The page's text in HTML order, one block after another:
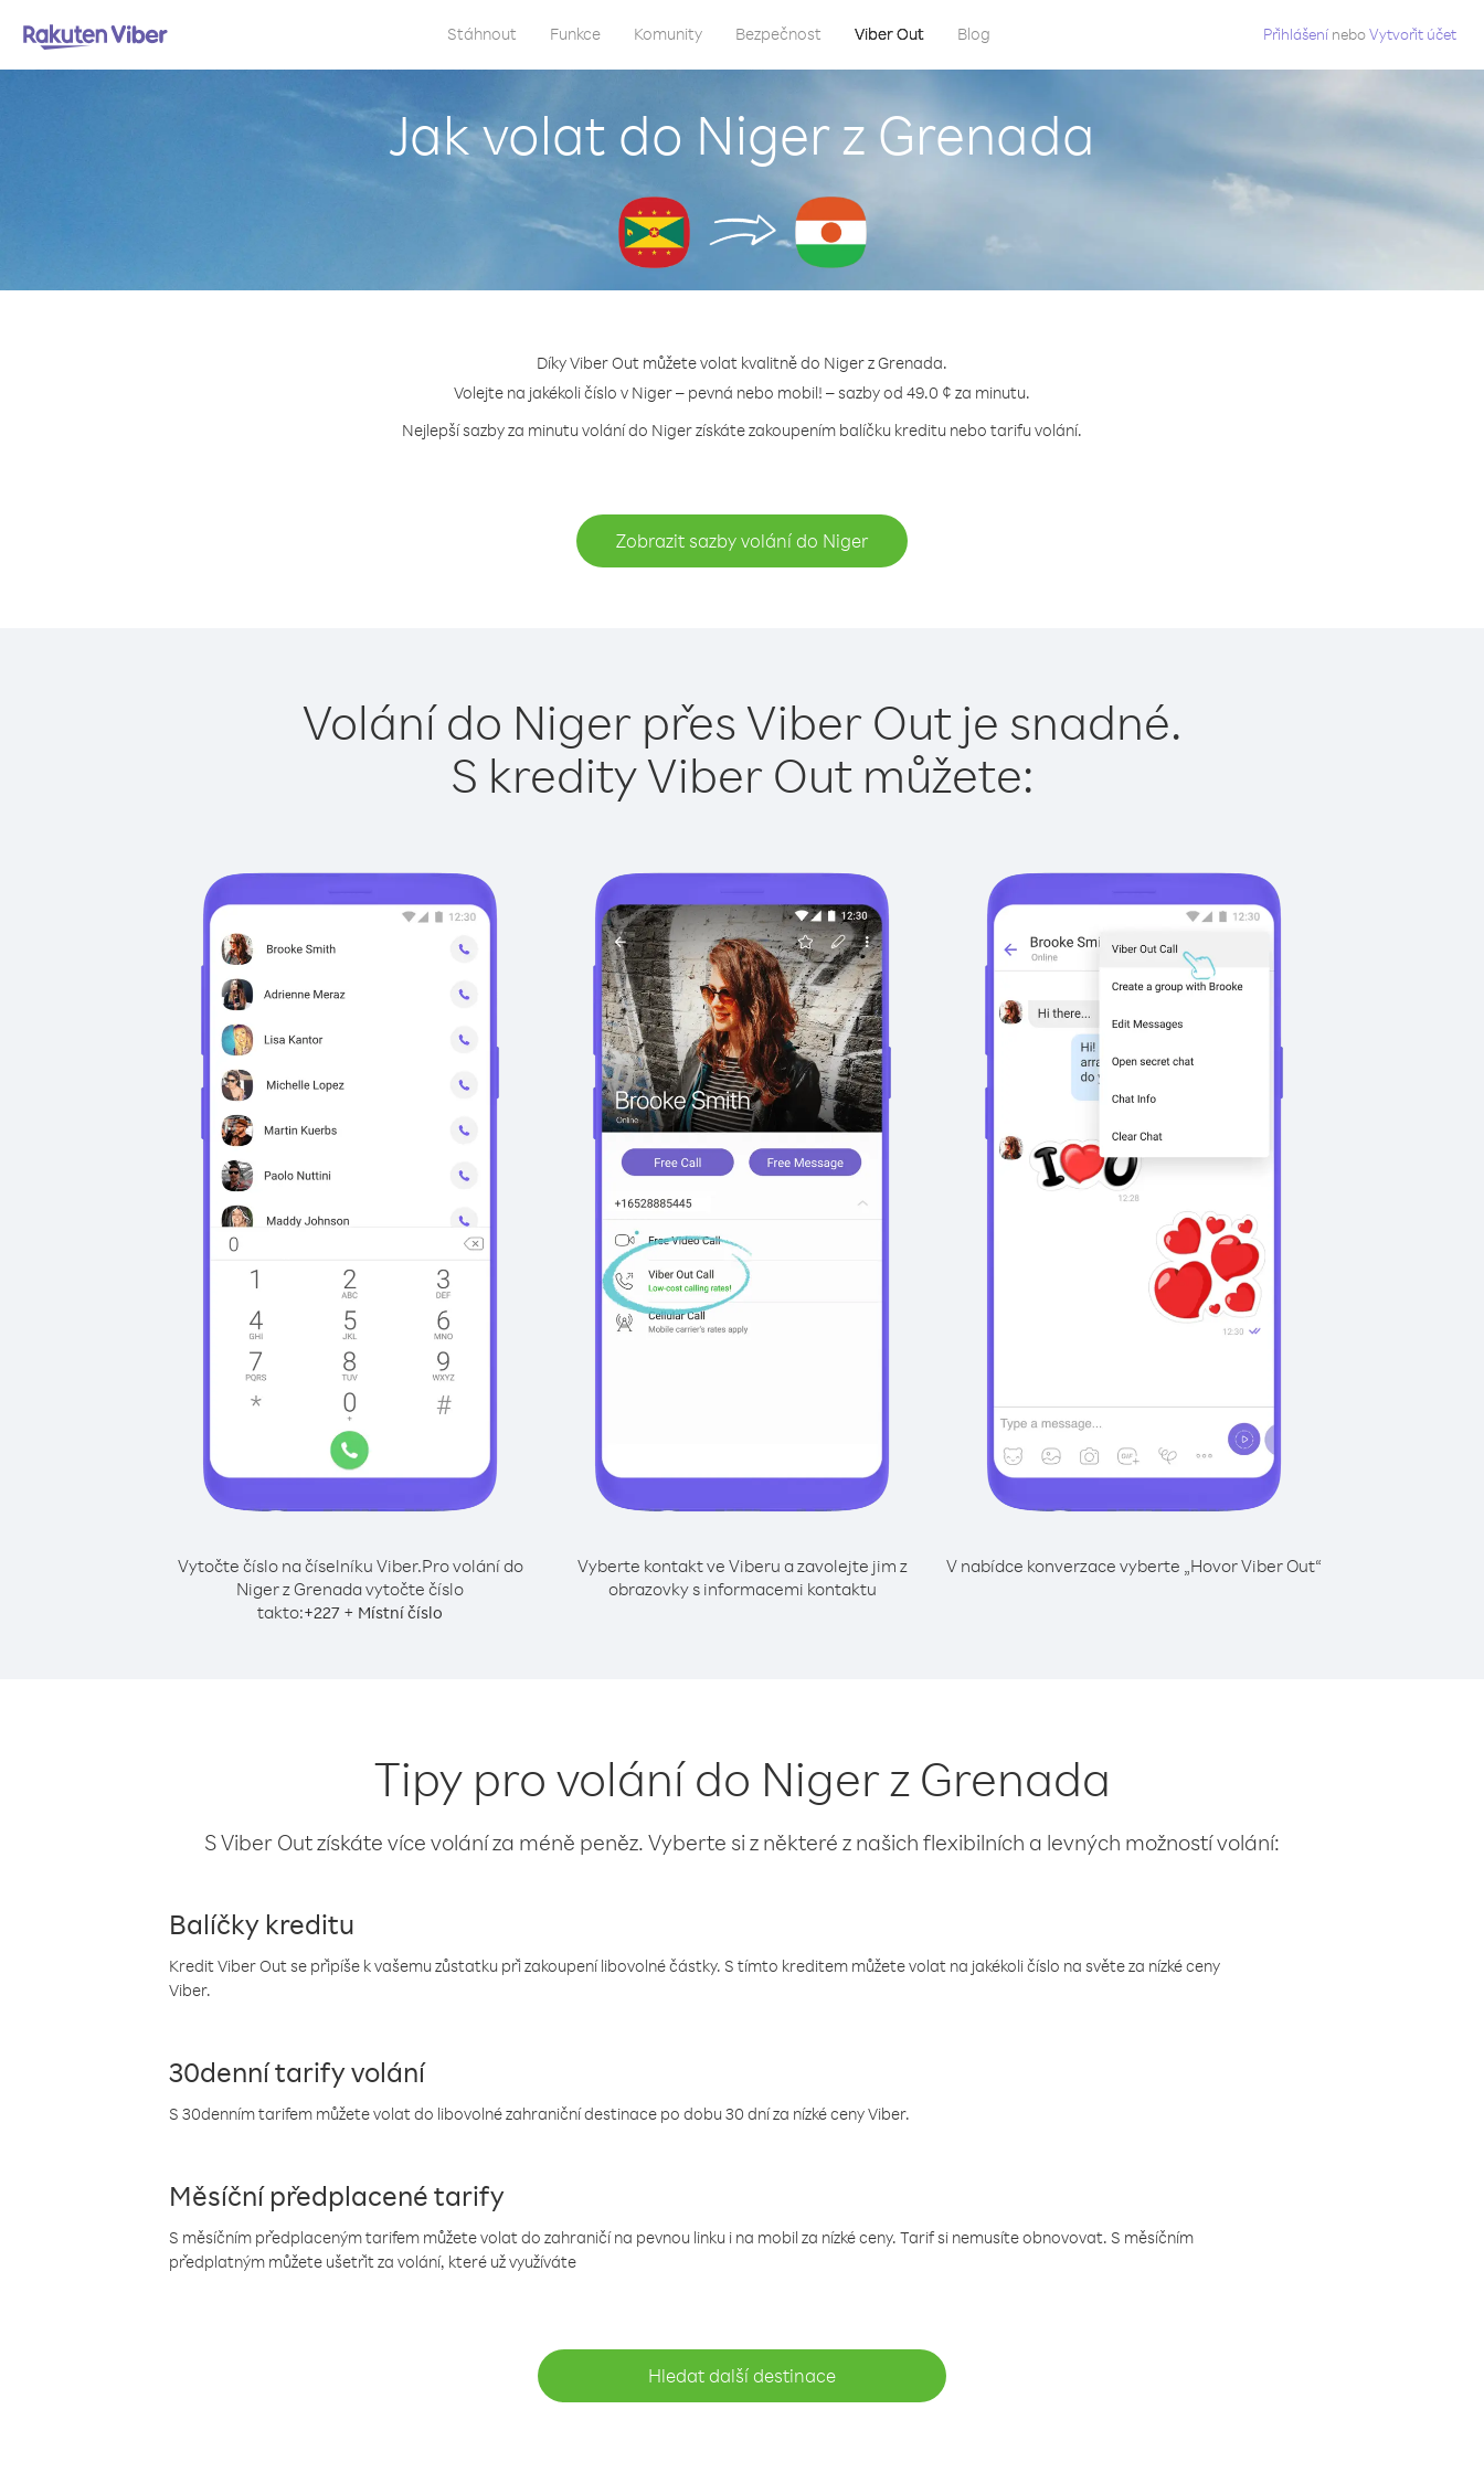
Stáhnout Funkce Komunity Bezpečnost Viber Out Blog Přihlášení neboVytvořit účet
Jak volat do Niger z Grenada
Díky Viber Out můžete volat kvalitně do Niger z Grenada.
Volejte na jakékoli číslo v Niger – pevná nebo mobil! – sazby od 49.0 ¢ za minutu.
Nejlepší sazby za minutu volání do Niger získáte zakoupením balíčku kreditu nebo tarifu volání.
Zobrazit sazby volání do Niger
Volání do Niger přes Viber Out je snadné.
S kredity Viber Out můžete:
Vytočte číslo na číselníku Viber.Pro volání do
Niger z Grenada vytočte číslo
takto:+227 + Místní číslo
Vyberte kontakt ve Viberu a zavolejte jim z
obrazovky s informacemi kontaktu
V nabídce konverzace vyberte „Hovor Viber Out“
Tipy pro volání do Niger z Grenada
S Viber Out získáte více volání za méně peněz. Vyberte si z některé z našich flexibilních a levných možností volání:
Balíčky kreditu
Kredit Viber Out se připíše k vašemu zůstatku při zakoupení libovolné částky. S tímto kreditem můžete volat na jakékoli číslo na světe za nízké ceny
Viber.
30denní tarify volání
S 30denním tarifem můžete volat do libovolné zahraniční destinace po dobu 30 dní za nízké ceny Viber.
Měsíční předplacené tarify
S měsíčním předplaceným tarifem můžete volat do zahraničí na pevnou linku i na mobil za nízké ceny. Tarif si nemusíte obnovovat. S měsíčním
předplatným můžete ušetřit za volání, které už využíváte
Hledat další destinace